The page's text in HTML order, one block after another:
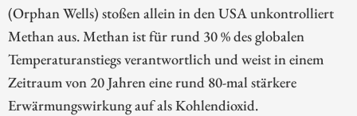
(Orphan Wells) stoßen allein in den USA unkontrolliert
Methan aus. Methan ist für rund 30 % des globalen
Temperaturanstiegs verantwortlich und weist in einem
Zeitraum von 20 Jahren eine rund 80-mal stärkere
Erwärmungswirkung auf als Kohlendioxid.